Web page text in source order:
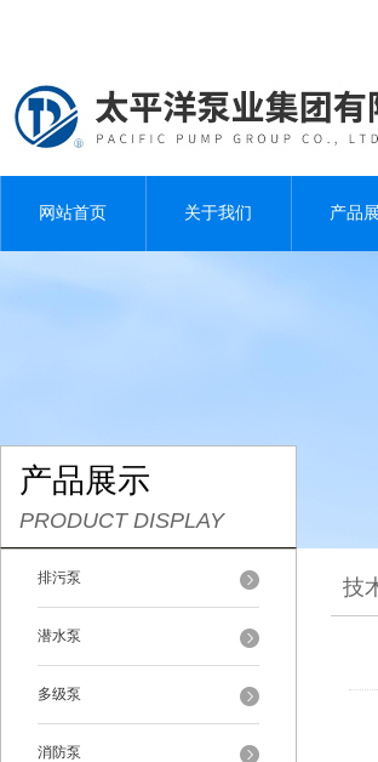
网站首页 关于我们 产品
产品展示
PRODUCT DISPLAY
排污泵
潜水泵
多级泵
消防泵
技